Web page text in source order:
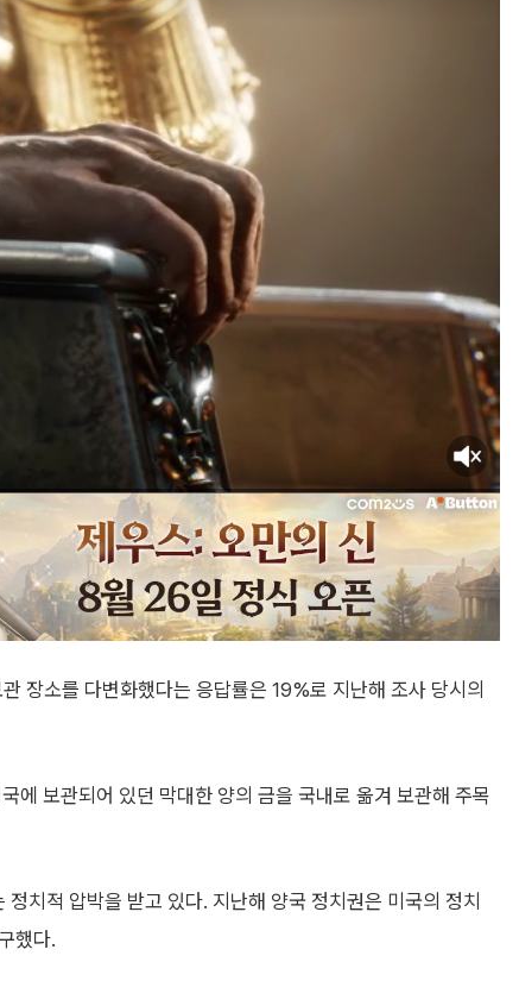
장소를 다변화했다는 응답률은 19%로 지난해 조사 당시의
에 보관되어 있던 막대한 양의 금을 국내로 옮겨 보관해 주목
치적 압박을 받고 있다. 지난해 양국 정치권은 미국의 정치
했다.